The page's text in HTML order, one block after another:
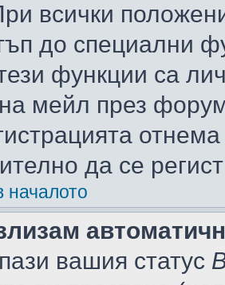
всички
до специални
функции са
мейл през
да се
началото
вашия статус